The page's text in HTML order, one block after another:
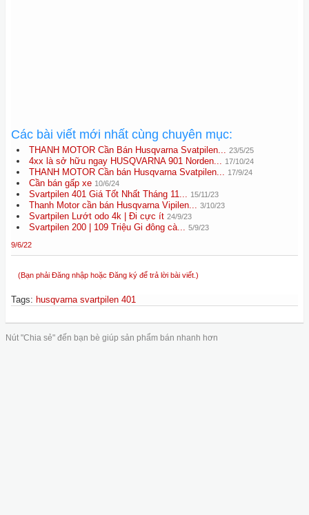
Các bài viết mới nhất cùng chuyên mục:
THANH MOTOR Cần Bán Husqvarna Svatpilen... 23/5/25
4xx là sở hữu ngay HUSQVARNA 901 Norden... 17/10/24
THANH MOTOR Cần bán Husqvarna Svatpilen... 17/9/24
Cần bán gấp xe 10/6/24
Svartpilen 401 Giá Tốt Nhất Tháng 11... 15/11/23
Thanh Motor cần bán Husqvarna Vipilen... 3/10/23
Svartpilen Lướt odo 4k | Đi cực ít 24/9/23
Svartpilen 200 | 109 Triệu Gi đông cà... 5/9/23
9/6/22
(Bạn phải Đăng nhập hoặc Đăng ký để trả lời bài viết.)
Tags: husqvarna svartpilen 401
Nút "Chia sẻ" đến bạn bè giúp sản phẩm bán nhanh hơn